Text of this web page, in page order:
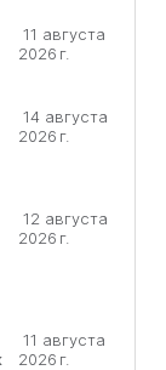
11 августа
2026 г.
14 августа
2026 г.
12 августа
2026 г.
11 августа
2026 г.